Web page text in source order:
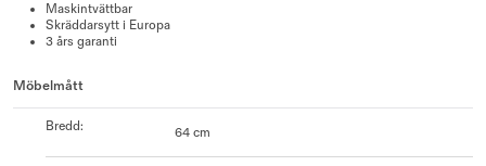
Maskintvättbar
Skräddarsytt i Europa
3 års garanti
Möbelmått
Bredd: 64 cm